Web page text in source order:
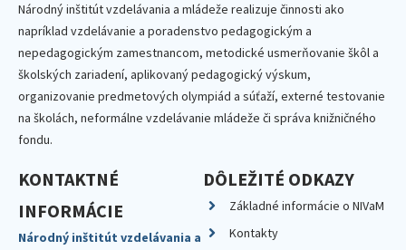
Národný inštitút vzdelávania a mládeže realizuje činnosti ako
napríklad vzdelávanie a poradenstvo pedagogickým a
nepedagogickým zamestnancom, metodické usmerňovanie škôl a
školských zariadení, aplikovaný pedagogický výskum,
organizovanie predmetových olympiád a súťaží, externé testovanie
na školách, neformálne vzdelávanie mládeže či správa knižničného
fondu.
KONTAKTNÉ
INFORMÁCIE
Národný inštitút vzdelávania a
DÔLEŽITÉ ODKAZY
Základné informácie o NIVaM
Kontakty